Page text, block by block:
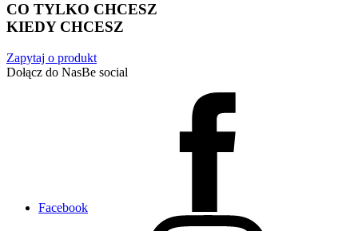
CO TYLKO CHCESZ
KIEDY CHCESZ
Zapytaj o produkt
Dołącz do NasBe social
Facebook